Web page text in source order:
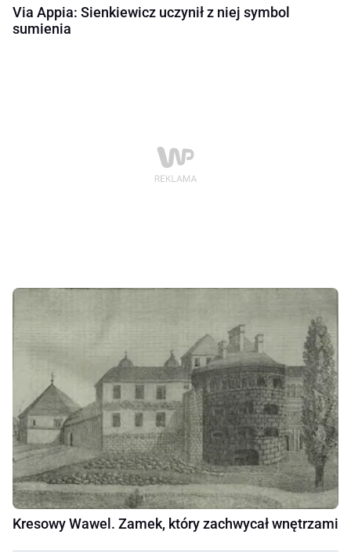
Via Appia: Sienkiewicz uczynił z niej symbol
sumienia
Kresowy Wawel. Zamek, który zachwycał wnętrzami